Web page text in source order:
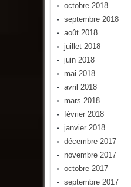
octobre 2018
septembre 2018
août 2018
juillet 2018
juin 2018
mai 2018
avril 2018
mars 2018
février 2018
janvier 2018
décembre 2017
novembre 2017
octobre 2017
septembre 2017